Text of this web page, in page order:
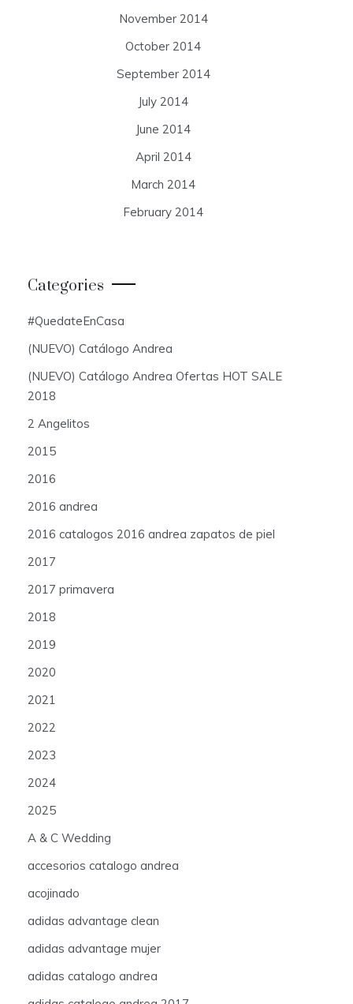
November 2014
October 2014
September 2014
July 2014
June 2014
April 2014
March 2014
February 2014
Categories
#QuedateEnCasa
(NUEVO) Catálogo Andrea
(NUEVO) Catálogo Andrea Ofertas HOT SALE
2018
2 Angelitos
2015
2016
2016 andrea
2016 catalogos 2016 andrea zapatos de piel
2017
2017 primavera
2018
2019
2020
2021
2022
2023
2024
2025
A & C Wedding
accesorios catalogo andrea
acojinado
adidas advantage clean
adidas advantage mujer
adidas catalogo andrea